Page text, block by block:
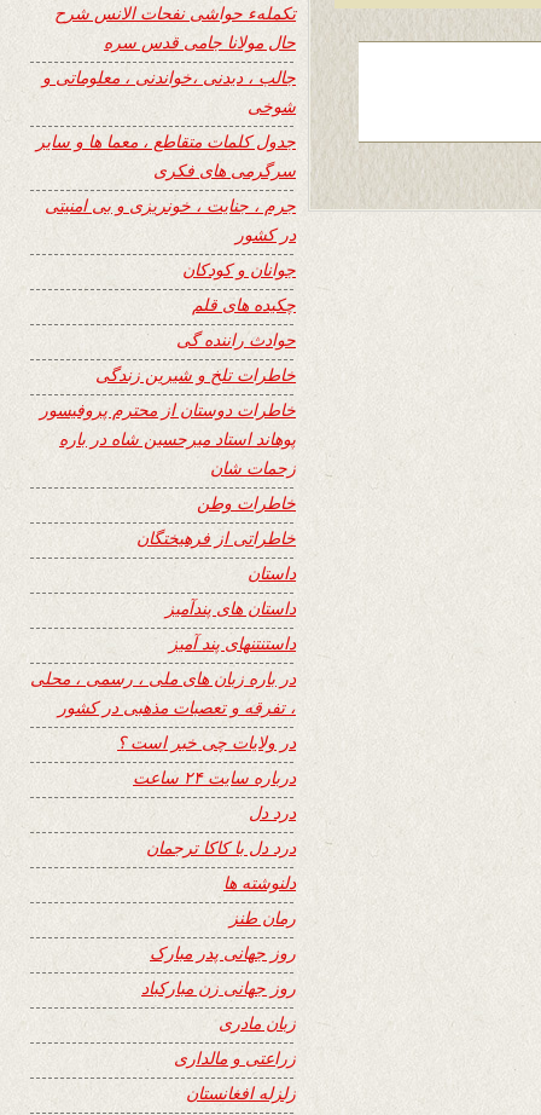
تکملهء حواشی نفحات الانس شرح
حال مولانا جامی قدس سره
جالب ، دیدنی ،خواندنی ، معلوماتی و
شوخی
جدول کلمات متقاطع ، معما ها و سایر
سرگرمی های فکری
جرم ، جنایت ، خونریزی و بی امنیتی
در کشور
جوانان و کودکان
چکیده های قلم
حوادث راننده گی
خاطرات تلخ و شیرین زندگی
خاطرات دوستان از محترم پروفیسور
پوهاند استاد میرحسین شاه در باره
زحمات شان
خاطرات وطن
خاطراتی از فرهیختگان
داستان
داستان های پندآمیز
داستنتنهای پند آمیز
در باره زبان های ملی ، رسمی ، محلی
، تفرقه و تعصبات مذهبی در کشور
در ولایات چی خبر است ؟
درباره سایت ۲۴ ساعت
درد دل
درد دل با کاکا ترجمان
دلنوشته ها
رمان طنز
روز جهانی پدر مبارک
روز جهانی زن مبارکباد
زبان مادری
زراعتی و مالداری
زلزله افغانستان